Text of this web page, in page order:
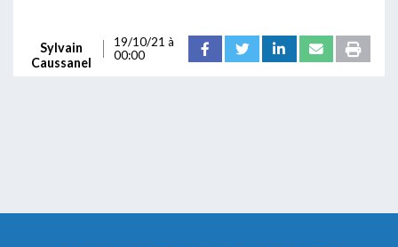
Sylvain
Caussanel
19/10/21 à
00:00